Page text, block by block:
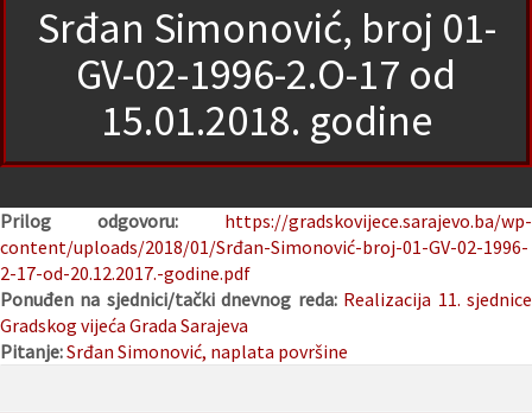
Srđan Simonović, broj 01-
GV-02-1996-2.O-17 od
15.01.2018. godine
Prilog odgovoru: https://gradskovijece.sarajevo.ba/wp-
content/uploads/2018/01/Srđan-Simonović-broj-01-GV-02-1996-
2-17-od-20.12.2017.-godine.pdf
Ponuđen na sjednici/tački dnevnog reda: Realizacija 11. sjednice
Gradskog vijeća Grada Sarajeva
Pitanje:Srđan Simonović, naplata površine